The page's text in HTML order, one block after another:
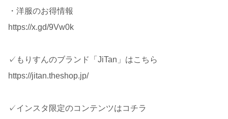
・洋服のお得情報
https://x.gd/9Vw0k
✓もりすんのブランド「JiTan」はこちら
https://jitan.theshop.jp/
✓インスタ限定のコンテンツはコチラ